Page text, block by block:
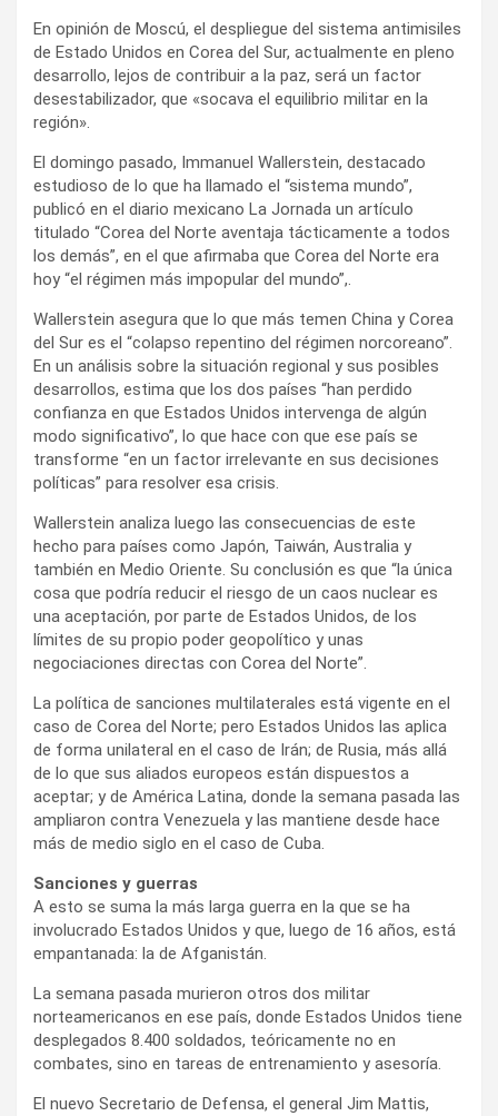
En opinión de Moscú, el despliegue del sistema antimisiles
de Estado Unidos en Corea del Sur, actualmente en pleno
desarrollo, lejos de contribuir a la paz, será un factor
desestabilizador, que «socava el equilibrio militar en la
región».
El domingo pasado, Immanuel Wallerstein, destacado
estudioso de lo que ha llamado el “sistema mundo”,
publicó en el diario mexicano La Jornada un artículo
titulado “Corea del Norte aventaja tácticamente a todos
los demás”, en el que afirmaba que Corea del Norte era
hoy “el régimen más impopular del mundo”,.
Wallerstein asegura que lo que más temen China y Corea
del Sur es el “colapso repentino del régimen norcoreano”.
En un análisis sobre la situación regional y sus posibles
desarrollos, estima que los dos países “han perdido
confianza en que Estados Unidos intervenga de algún
modo significativo”, lo que hace con que ese país se
transforme “en un factor irrelevante en sus decisiones
políticas” para resolver esa crisis.
Wallerstein analiza luego las consecuencias de este
hecho para países como Japón, Taiwán, Australia y
también en Medio Oriente. Su conclusión es que “la única
cosa que podría reducir el riesgo de un caos nuclear es
una aceptación, por parte de Estados Unidos, de los
límites de su propio poder geopolítico y unas
negociaciones directas con Corea del Norte”.
La política de sanciones multilaterales está vigente en el
caso de Corea del Norte; pero Estados Unidos las aplica
de forma unilateral en el caso de Irán; de Rusia, más allá
de lo que sus aliados europeos están dispuestos a
aceptar; y de América Latina, donde la semana pasada las
ampliaron contra Venezuela y las mantiene desde hace
más de medio siglo en el caso de Cuba.
Sanciones y guerras
A esto se suma la más larga guerra en la que se ha
involucrado Estados Unidos y que, luego de 16 años, está
empantanada: la de Afganistán.
La semana pasada murieron otros dos militar
norteamericanos en ese país, donde Estados Unidos tiene
desplegados 8.400 soldados, teóricamente no en
combates, sino en tareas de entrenamiento y asesoría.
El nuevo Secretario de Defensa, el general Jim Mattis,